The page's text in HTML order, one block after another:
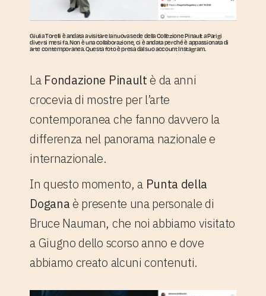
Giulia Torelli è andata a visitare la nuova sede della Collezione Pinault a Parigi
diversi mesi fa. Non è una collaborazione, ci è andata perché è appassionata di
arte contemporanea. Questa foto è presa dal suo account Instagram.
La Fondazione Pinaultè da anni
crocevia di mostre per l’arte
contemporanea che fanno davvero la
differenza nel panorama nazionale e
internazionale.
In questo momento, a Punta della
Doganaè presente una personale di
Bruce Nauman, che noi abbiamo visitato
a Giugno dello scorso anno e dove
abbiamo creato alcuni contenuti.